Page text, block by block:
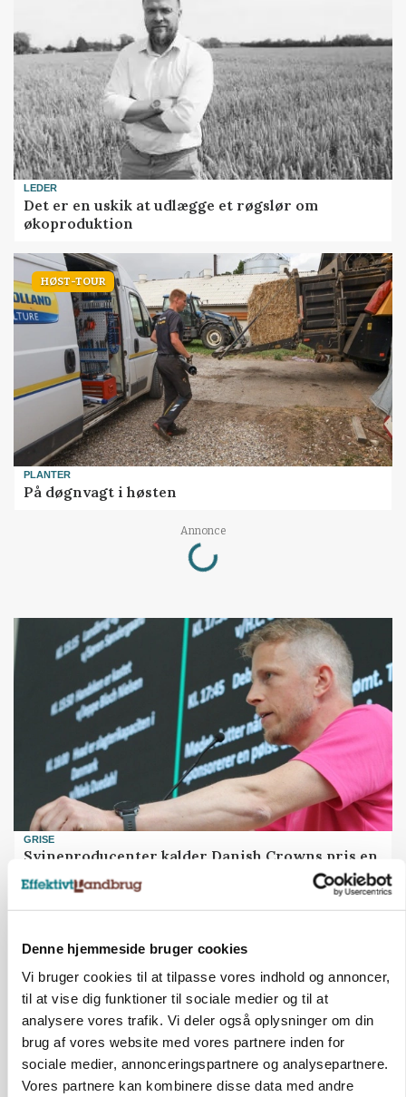
Denne hjemmeside bruger cookies
Vi bruger cookies til at tilpasse vores indhold og annoncer,
til at vise dig funktioner til sociale medier og til at
analysere vores trafik. Vi deler også oplysninger om din
brug af vores website med vores partnere inden for
sociale medier, annonceringspartnere og analysepartnere.
Vores partnere kan kombinere disse data med andre
LEDER
Det er en uskik at udlægge et røgslør om
økoproduktion
HØST-TOUR
PLANTER
På døgnvagt i høsten
Annonce
Loading...
GRISE
Svineproducenter kalder Danish Crowns pris en
katastrofe
Annonce